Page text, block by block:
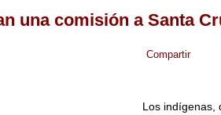
una comisión a Santa
Compartir
Los indígenas,